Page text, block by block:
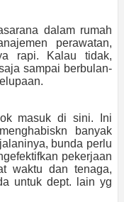
dalam rumah
perawatan,
rapi. Kalau tidak,
sampai berbulan-
masuk di sini. Ini
banyak
bunda perlu
pekerjaan
waktu dan tenaga,
untuk dept. lain yg